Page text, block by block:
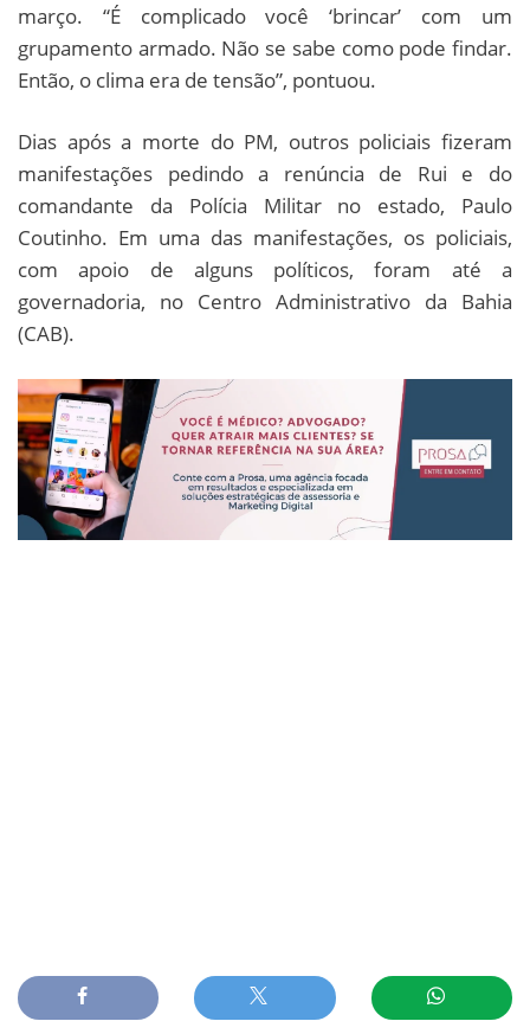
março. “É complicado você ‘brincar’ com um
grupamento armado. Não se sabe como pode findar.
Então, o clima era de tensão”, pontuou.
Dias após a morte do PM, outros policiais fizeram
manifestações pedindo a renúncia de Rui e do
comandante da Polícia Militar no estado, Paulo
Coutinho. Em uma das manifestações, os policiais,
com apoio de alguns políticos, foram até a
governadoria, no Centro Administrativo da Bahia
(CAB).